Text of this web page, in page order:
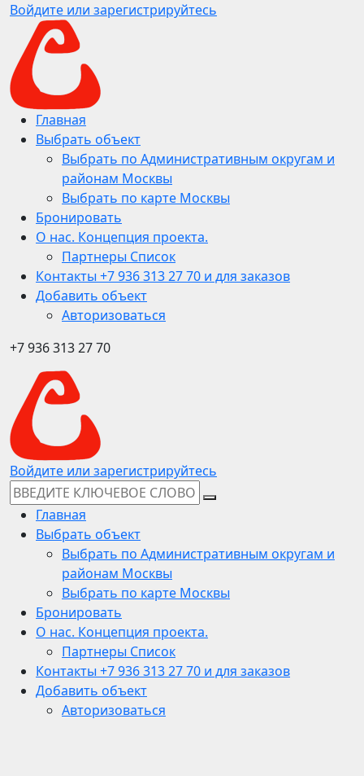
Войдите или зарегистрируйтесь
Главная
Выбрать объект
Выбрать по Административным округам и
районам Москвы
Выбрать по карте Москвы
Бронировать
О нас. Концепция проекта.
Партнеры Список
Контакты +7 936 313 27 70 и для заказов
Добавить объект
Авторизоваться
+7 936 313 27 70
Войдите или зарегистрируйтесь
Главная
Выбрать объект
Выбрать по Административным округам и
районам Москвы
Выбрать по карте Москвы
Бронировать
О нас. Концепция проекта.
Партнеры Список
Контакты +7 936 313 27 70 и для заказов
Добавить объект
Авторизоваться